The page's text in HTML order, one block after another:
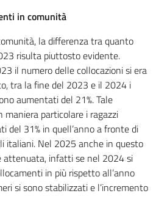
in comunità
la differenza tra quanto
risulta piuttosto evidente.
il numero delle collocazioni si era
tra la fine del 2023 e il 2024 i
aumentati del 21%. Tale
particolare i ragazzi
del 31% in quell’anno a fronte di
italiani. Nel 2025 anche in questo
attenuata, infatti se nel 2024 si
in più rispetto all’anno
si sono stabilizzati e l’incremento